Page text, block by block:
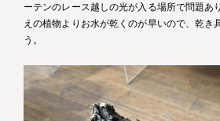
ーテンのレース越しの光が入る場所で問題あ
えの植物よりお水が乾くのが早いので、乾き
う。